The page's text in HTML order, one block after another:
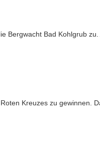
Bergwacht Bad Kohlgrub
Kreuzes zu gewinnen.